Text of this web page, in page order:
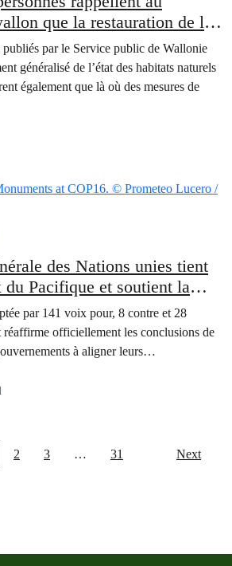
que la restauration de la
politique
par le Service public de Wallonie
généralisé de l’état des habitats naturels
également que là où des mesures de
des Nations unies tient
Pacifique et soutient la
de justice concernant les
en matière de climat
par 141 voix pour, 8 contre et 28
réaffirme officiellement les conclusions de
à aligner leurs…
2 3 … 31 Next